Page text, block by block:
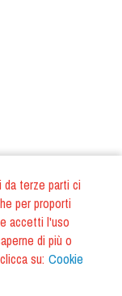
terze parti ci
per proporti
accetti l'uso
di più o
su: Cookie